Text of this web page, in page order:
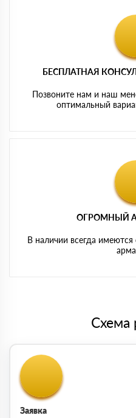
БЕСПЛАТНАЯ
Позвоните нам и наш
оптимальный
ОГРОМНЫЙ
В наличии всегда
Схема
Заявка